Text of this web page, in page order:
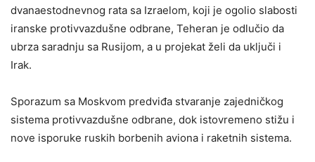
dvanaestodnevnog rata sa Izraelom, koji je ogolio slabosti
iranske protivvazdušne odbrane, Teheran je odlučio da
ubrza saradnju sa Rusijom, a u projekat želi da uključi i
Irak.
Sporazum sa Moskvom predviđa stvaranje zajedničkog
sistema protivvazdušne odbrane, dok istovremeno stižu i
nove isporuke ruskih borbenih aviona i raketnih sistema.